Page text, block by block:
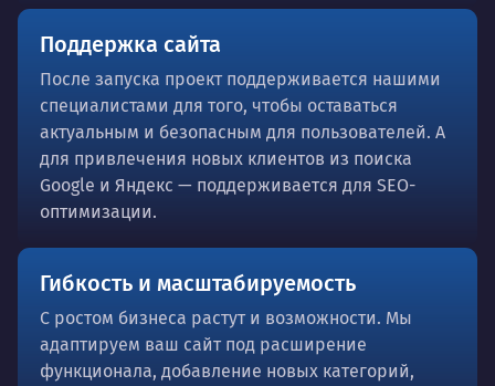
Поддержка сайта
После запуска проект поддерживается нашими
специалистами для того, чтобы оставаться
актуальным и безопасным для пользователей. А
для привлечения новых клиентов из поиска
Google и Яндекс — поддерживается для SEO-
оптимизации.
Гибкость и масштабируемость
С ростом бизнеса растут и возможности. Мы
адаптируем ваш сайт под расширение
функционала, добавление новых категорий,